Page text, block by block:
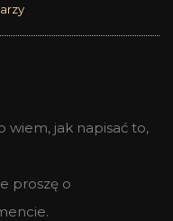
wiem, jak napisać to,
proszę o